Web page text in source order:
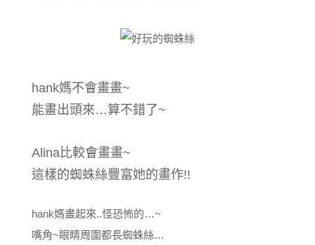
hank媽不會畫畫~
能畫出頭來…算不錯了~
Alina比較會畫畫~
這樣的蜘蛛絲豐富她的畫作!!
hank媽畫起來..怪恐怖的…~
嘴角~眼睛周圍都長蜘蛛絲…